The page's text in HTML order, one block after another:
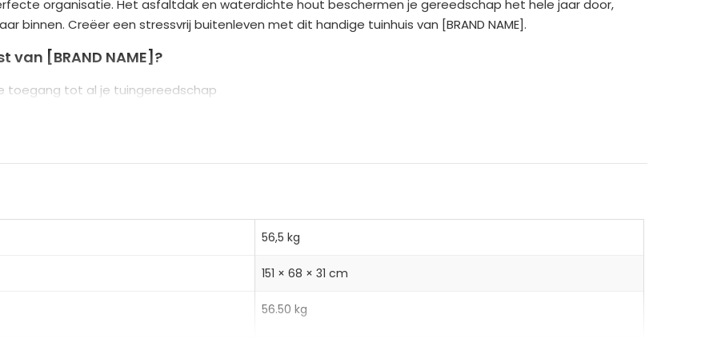
n
a
v
organisatie. Het asfaltdak en waterdichte hout beschermen je gereedschap het hele jaar door,
binnen. Creëer een stressvrij buitenleven met dit handige tuinhuis van [BRAND NAME].
[BRAND NAME]?
toegang tot al je tuingereedschap
zicht naar binnen zonder de deuren te openen
56,5 kg
151 × 68 × 31 cm
56.50 kg